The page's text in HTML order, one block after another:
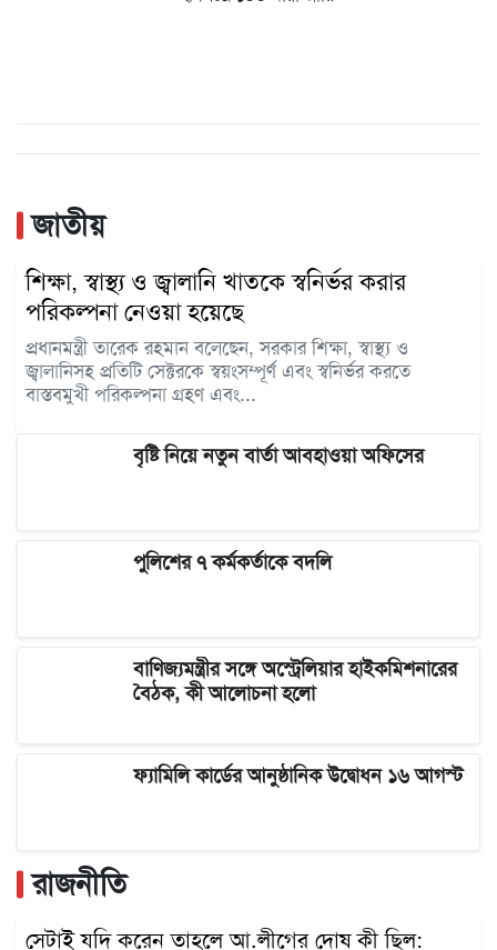
জাতীয়
শিক্ষা, স্বাস্থ্য ও জ্বালানি খাতকে স্বনির্ভর করার
পরিকল্পনা নেওয়া হয়েছে
প্রধানমন্ত্রী তারেক রহমান বলেছেন, সরকার শিক্ষা, স্বাস্থ্য ও
জ্বালানিসহ প্রতিটি সেক্টরকে স্বয়ংসম্পূর্ণ এবং স্বনির্ভর করতে
বাস্তবমুখী পরিকল্পনা গ্রহণ এবং...
বৃষ্টি নিয়ে নতুন বার্তা আবহাওয়া অফিসের
পুলিশের ৭ কর্মকর্তাকে বদলি
বাণিজ্যমন্ত্রীর সঙ্গে অস্ট্রেলিয়ার হাইকমিশনারের
বৈঠক, কী আলোচনা হলো
ফ্যামিলি কার্ডের আনুষ্ঠানিক উদ্বোধন ১৬ আগস্ট
রাজনীতি
সেটাই যদি করেন তাহলে আ.লীগের দোষ কী ছিল: